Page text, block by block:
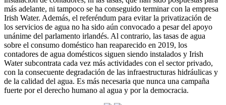
más adelante, ni tampoco se ha conseguido terminar con la empresa
Irish Water. Además, el referéndum para evitar la privatización de
los servicios de agua no ha sido aún convocado a pesar del apoyo
unánime del parlamento irlandés. Al contrario, las tasas de agua
sobre el consumo doméstico han reaparecido en 2019, los
contadores de agua domésticos siguen siendo instalados y Irish
Water subcontrata cada vez más actividades con el sector privado,
con la consecuente degradación de las infraestructuras hidráulicas y
de la calidad del agua. Es más necesaria que nunca una campaña
fuerte por el derecho humano al agua y por la democracia.